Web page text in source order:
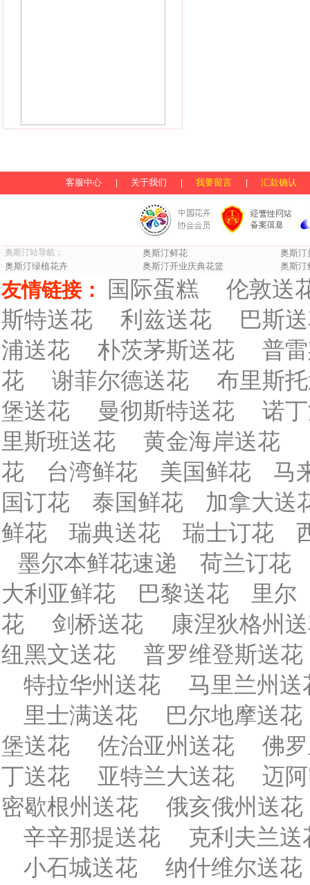
客服中心 关于我们 我要留言 汇款确认
奥斯汀站导航： 奥斯汀鲜花
奥斯汀
奥斯汀绿植花卉
奥斯汀开业庆典花篮 奥斯汀
友情链接： 国际蛋糕
伦敦送
斯特送花
利兹送花
巴斯
浦送花
朴茨茅斯送花
普
花
谢菲尔德送花
布里斯
堡送花
曼彻斯特送花
诺
里斯班送花
黄金海岸送花
花
台湾鲜花 美国鲜花
马
国订花
泰国鲜花
加拿大送
鲜花
瑞典送花 瑞士订花
墨尔本鲜花速递
荷兰订花
大利亚鲜花
巴黎送花
里尔
花
剑桥送花
康涅狄格州
纽黑文送花
普罗维登斯送花
特拉华州送花
马里兰州送
里士满送花
巴尔地摩送花
堡送花
佐治亚州送花
佛
丁送花
亚特兰大送花
迈
密歇根州送花
俄亥俄州送花
辛辛那提送花
克利夫兰送
小石城送花
纳什维尔送花